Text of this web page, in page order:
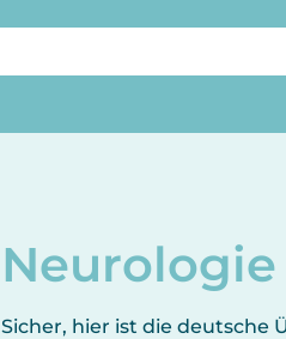
Neurologie
Sicher, hier ist die deutsche